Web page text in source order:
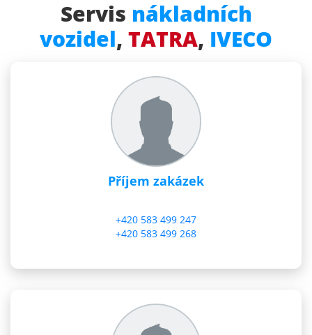
Servis nákladních
vozidel, TATRA, IVECO
Příjem zakázek
+420 583 499 247
+420 583 499 268